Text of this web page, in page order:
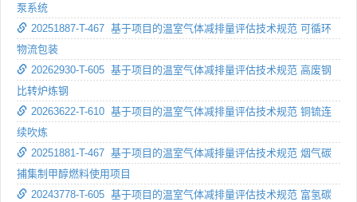
泵系统
20251887-T-467 基于项目的温室气体减排量评估技术规范 可循环
物流包装
20262930-T-605 基于项目的温室气体减排量评估技术规范 高废钢
比转炉炼钢
20263622-T-610 基于项目的温室气体减排量评估技术规范 铜锍连
续吹炼
20251881-T-467 基于项目的温室气体减排量评估技术规范 烟气碳
捕集制甲醇燃料使用项目
20243778-T-605 基于项目的温室气体减排量评估技术规范 富氢碳